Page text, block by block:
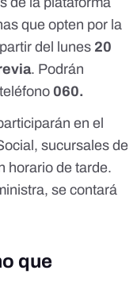
que opten por la
del lunes 20
. Podrán
060.
en el
sucursales de
horario de tarde.
se contará
que